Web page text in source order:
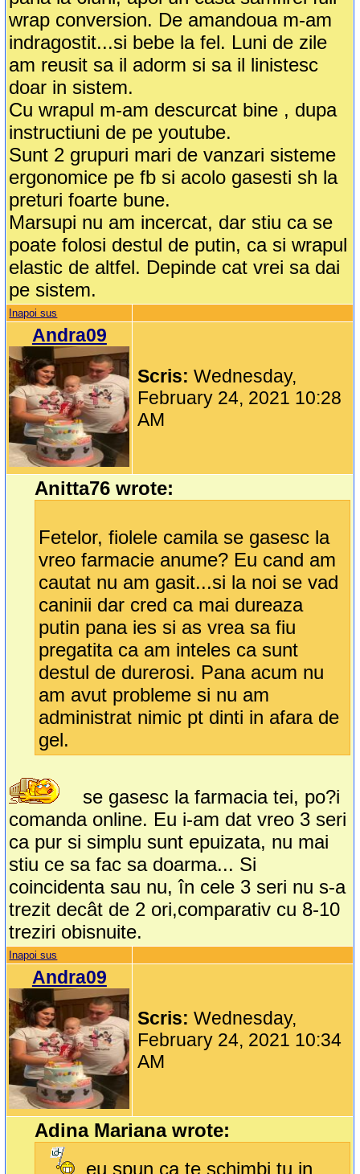
wrap conversion. De amandoua m-am
indragostit...si bebe la fel. Luni de zile
am reusit sa il adorm si sa il linistesc
doar in sistem.
Cu wrapul m-am descurcat bine , dupa
instructiuni de pe youtube.
Sunt 2 grupuri mari de vanzari sisteme
ergonomice pe fb si acolo gasesti sh la
preturi foarte bune.
Marsupi nu am incercat, dar stiu ca se
poate folosi destul de putin, ca si wrapul
elastic de altfel. Depinde cat vrei sa dai
pe sistem.
Inapoi sus
Andra09
Scris:Wednesday,
February 24, 2021 10:28
AM
Anitta76 wrote:
Fetelor, fiolele camila se gasesc la
vreo farmacie anume? Eu cand am
cautat nu am gasit...si la noi se vad
caninii dar cred ca mai dureaza
putin pana ies si as vrea sa fiu
pregatita ca am inteles ca sunt
destul de durerosi. Pana acum nu
am avut probleme si nu am
administrat nimic pt dinti in afara de
gel.
se gasesc la farmacia tei, po?i
comanda online. Eu i-am dat vreo 3 seri
ca pur si simplu sunt epuizata, nu mai
stiu ce sa fac sa doarma... Si
coincidenta sau nu, în cele 3 seri nu s-a
trezit decât de 2 ori,comparativ cu 8-10
treziri obisnuite.
Inapoi sus
Andra09
Scris:Wednesday,
February 24, 2021 10:34
AM
Adina Mariana wrote:
eu spun ca te schimbi tu in